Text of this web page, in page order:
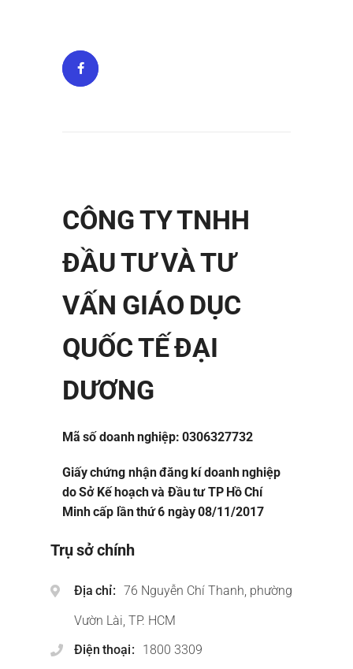
CÔNG TY TNHH
ĐẦU TƯ VÀ TƯ
VẤN GIÁO DỤC
QUỐC TẾ ĐẠI
DƯƠNG
Mã số doanh nghiệp: 0306327732
Giấy chứng nhận đăng kí doanh nghiệp
do Sở Kế hoạch và Đầu tư TP Hồ Chí
Minh cấp lần thứ 6 ngày 08/11/2017
Trụ sở chính
Địa chỉ
76 Nguyễn Chí Thanh, phường
Vườn Lài, TP. HCM
Điện thoại
1800 3309